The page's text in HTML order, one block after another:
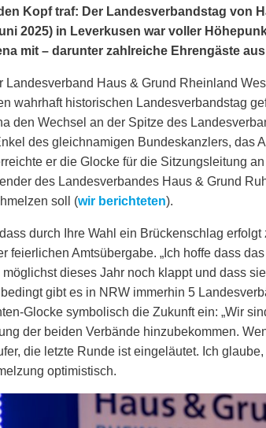
Kopf traf: Der Landesverbandstag von
2025) in Leverkusen war voller
mit – darunter zahlreiche Ehrengäste
Landesverband Haus & Grund Rheinland
wahrhaft historischen Landesverbandstag
den Wechsel an der Spitze des
des gleichnamigen Bundeskanzlers, das
er die Glocke für die Sitzungsleitung
des Landesverbandes Haus & Grund
soll (wir berichteten).
durch Ihre Wahl ein Brückenschlag
feierlichen Amtsübergabe. „Ich hoffe dass
dieses Jahr noch klappt und dass
gibt es in NRW immerhin 5
Glocke symbolisch die Zukunft ein: „Wir
der beiden Verbände hinzubekommen.
die letzte Runde ist eingeläutet. Ich
optimistisch.